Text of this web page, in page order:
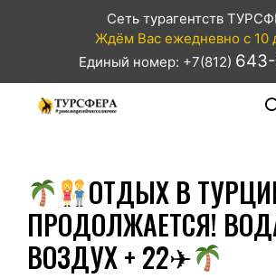
Сеть турагентств
Ждём Вас ежедневно с 10
Единый номер: +7(812)
ОТДЫХ В
ПРОДОЛЖАЕТСЯ!
ВОЗДУХ + 22✈